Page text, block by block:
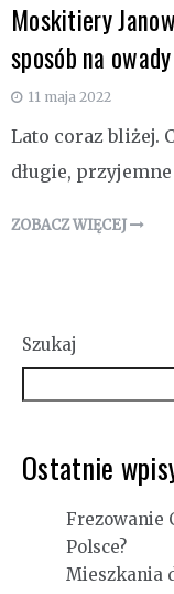
Moskitiery
sposób na owady
11 maja 2022
Lato coraz bliżej.
długie,
ZOBACZ WIĘCEJ
Szukaj
Ostatnie
Frezowanie
Polsce?
Mieszkania